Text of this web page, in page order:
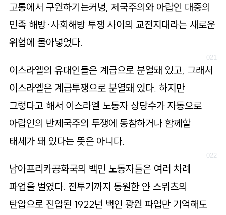
고통에서 구원하기는커녕, 제국주의와 아랍인 대중의
민족 해방·사회해방 투쟁 사이의 교전지대라는 새로운
위험에 몰아넣었다.
이스라엘의 유대인들은 계급으로 분열돼 있고, 그래서
이스라엘은 계급투쟁으로 분열돼 있다. 하지만
그렇다고 해서 이스라엘 노동자 상당수가 자동으로
아랍인의 반제국주의 투쟁에 동참하거나 함께할
태세가 돼 있다는 뜻은 아니다.
남아프리카공화국의 백인 노동자들은 여러 차례
파업을 벌였다. 전투기까지 동원한 얀 스뮈츠의
탄압으로 진압된 1922년 백인 광원 파업만 기억해도